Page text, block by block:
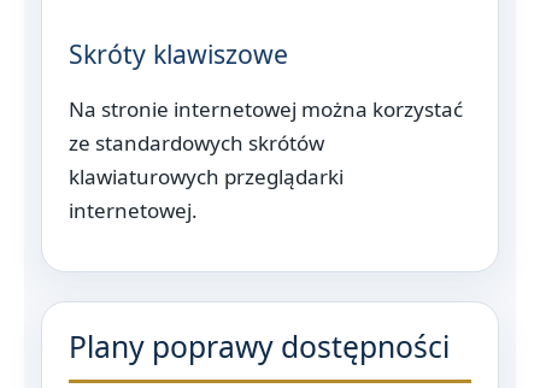
Skróty klawiszowe
Na stronie internetowej można korzystać
ze standardowych skrótów
klawiaturowych przeglądarki
internetowej.
Plany poprawy dostępności